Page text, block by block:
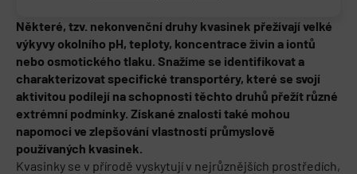
Některé, tzv. nekonvenční druhy kvasinek přežívají velké
výkyvy okolního pH, teploty, koncentrace živin a iontů
nebo osmotického tlaku. Snažíme se identifikovat a
charakterizovat specifické transportéry, které se svojí
aktivitou podílejí na schopnosti těchto druhů přežít různé
extrémní podmínky. Získané znalosti také mohou
napomoci ve zlepšování vlastností průmyslově
používaných kvasinek.
Kvasinky se v přírodě vyskytují v nejrůznějších prostředích,